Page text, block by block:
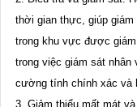
thời gian thực, giúp giám
trong khu vực được
trong việc giám sát nhân
cường tính chính xác và
3. Giảm thiểu mất mát